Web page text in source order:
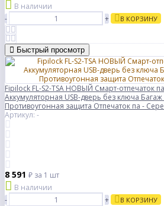
В наличии
-
+ В КОРЗИНУ
Быстрый просмотр
Fipilock FL-S2-TSA НОВЫЙ Смарт-отпечаток
Аккумуляторная USB-дверь без ключа
Противоугонная защита Отпечаток па -
Артикул: -
8 591 ₽ за 1 шт
В наличии
-
+ В КОРЗИНУ